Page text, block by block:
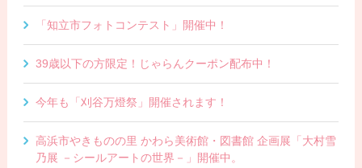
「知立市フォトコンテスト」開催中！
39歳以下の方限定！じゃらんクーポン配布中！
今年も「刈谷万燈祭」開催されます！
高浜市やきものの里 かわら美術館・図書館 企画展「大村雪
乃展 －シールアートの世界－」開催中。